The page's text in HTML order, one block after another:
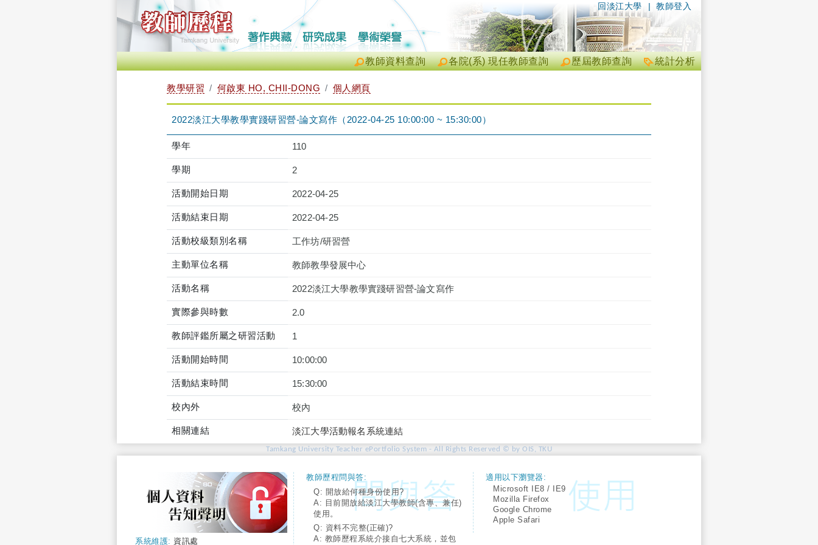
| 教師登入
回淡江大學
統計分析
歷屆教師查詢
各院(系) 現任教師查詢
教師資料查詢
教學研習 何啟東 HO, CHII-DONG 個人網頁
2022淡江大學教學實踐研習營-論文寫作（2022-04-25 10:00:00 ~ 15:30:00）
學年 110
學期 2
活動開始日期 2022-04-25
活動結束日期 2022-04-25
活動校級類別名稱 工作坊/研習營
主動單位名稱 教師教學發展中心
活動名稱 2022淡江大學教學實踐研習營-論文寫作
實際參與時數 2.0
教師評鑑所屬之研習活動 1
活動開始時間 10:00:00
活動結束時間 15:30:00
校內外 校內
相關連結 淡江大學活動報名系統連結
Tamkang University Teacher ePortfolio System - All Rights Reserved © by OIS, TKU
系統維護: 資訊處
教師歷程問與答:
Q: 開放給何種身份使用?
A: 目前開放給淡江大學教師(含專、兼任)
使用。
Q: 資料不完整(正確)?
A: 教師歷程系統介接自七大系統，並包
適用以下瀏覽器:
Microsoft IE8 / IE9
Mozilla Firefox
Google Chrome
Apple Safari